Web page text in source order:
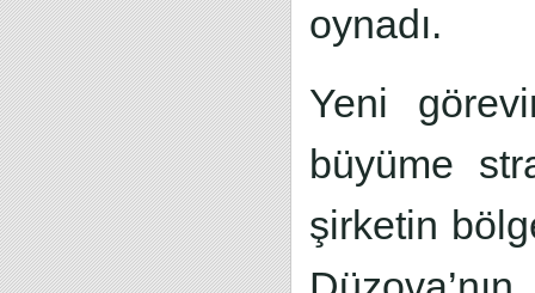
oynadı.
Yeni
büyüme
şirketin